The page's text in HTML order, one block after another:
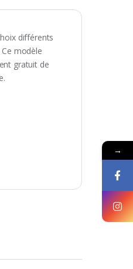
différents
modèle
gratuit de
→